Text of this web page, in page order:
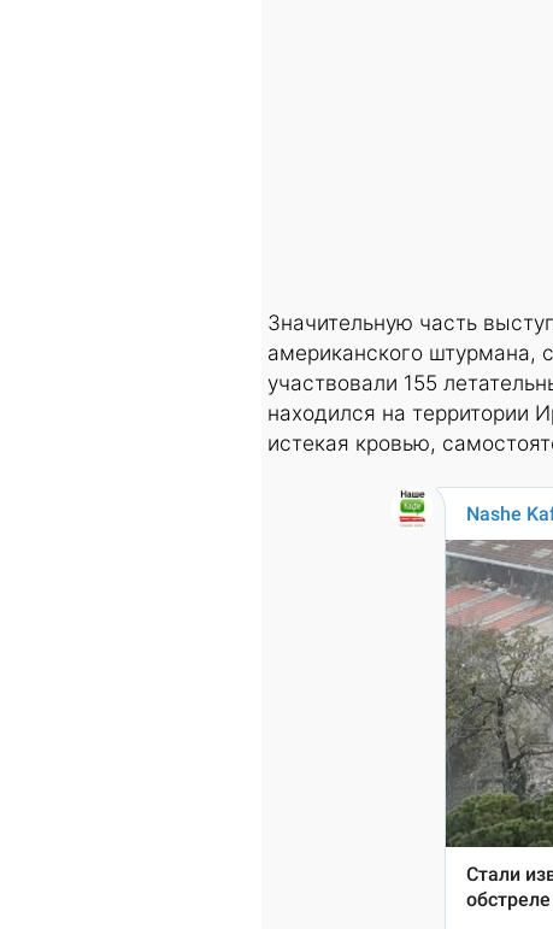
Значительную часть
американского штурмана,
участвовали 155
находился на территории
истекая кровью,